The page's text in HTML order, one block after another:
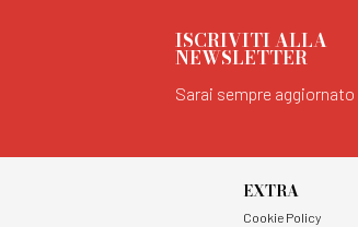
ISCRIVITI ALLA
NEWSLETTER
Sarai sempre
EXTRA
Cookie Policy